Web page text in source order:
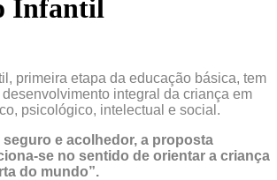
Infantil
primeira etapa da educação básica, tem
integral da criança em
psicológico, intelectual e social.
seguro e acolhedor, a proposta
se no sentido de orientar a criança
do mundo”.